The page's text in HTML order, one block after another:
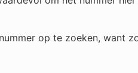
op te zoeken, want